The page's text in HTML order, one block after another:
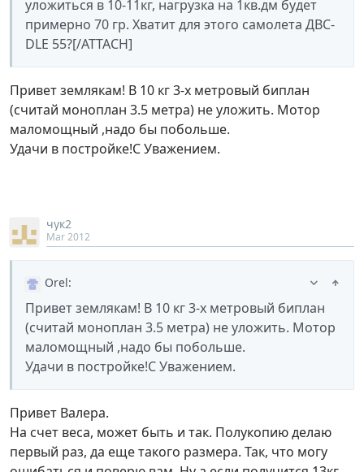
уложиться в 10-11кг, нагрузка на 1кв.дм будет
примерно 70 гр. Хватит для этого самолета ДВС-
DLE 55?[/ATTACH]
Привет землякам! В 10 кг 3-х метровый биплан
(считай моноплан 3.5 метра) не уложить. Мотор
маломощный ,надо бы побольше.
Удачи в постройке!С Уважением.
чук2
Mar 2012
Orel:
Привет землякам! В 10 кг 3-х метровый биплан
(считай моноплан 3.5 метра) не уложить. Мотор
маломощный ,надо бы побольше.
Удачи в постройке!С Уважением.
Привет Валера.
На счет веса, может быть и так. Полукопию делаю
первый раз, да еще такого размера. Так, что могу